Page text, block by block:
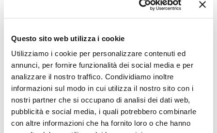
Questo sito web utilizza i cookie
Utilizziamo i cookie per personalizzare contenuti ed
annunci, per fornire funzionalità dei social media e per
analizzare il nostro traffico. Condividiamo inoltre
informazioni sul modo in cui utilizza il nostro sito con i
nostri partner che si occupano di analisi dei dati web,
pubblicità e social media, i quali potrebbero combinarle
con altre informazioni che ha fornito loro o che hanno
Come rialzarsi e tornare a sorridere – Spettacolo e
cultura – Teatro Nuovo